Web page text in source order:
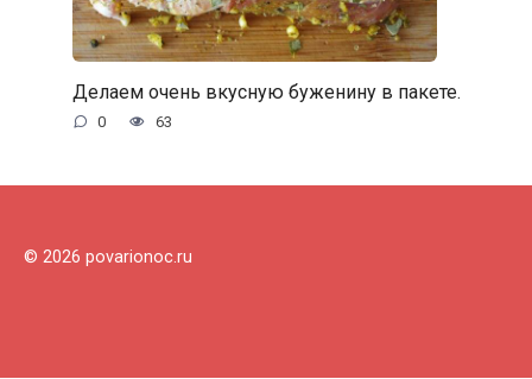
Делаем очень вкусную буженину в пакете.
0 63
© 2026 povarionoc.ru